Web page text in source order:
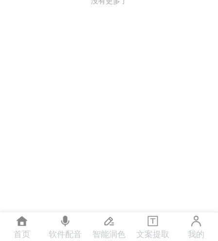
首页 软件配音 智能润色 文案提取 我的